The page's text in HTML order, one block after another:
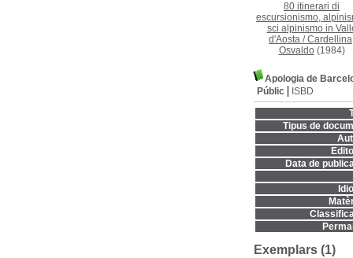
80 itinerari di
escursionismo,
sci alpinismo in
d'Aosta /
Osvaldo(1984)
Apologia de
Públic
ISBD
Tipus de
Data de
Exemplars (1)